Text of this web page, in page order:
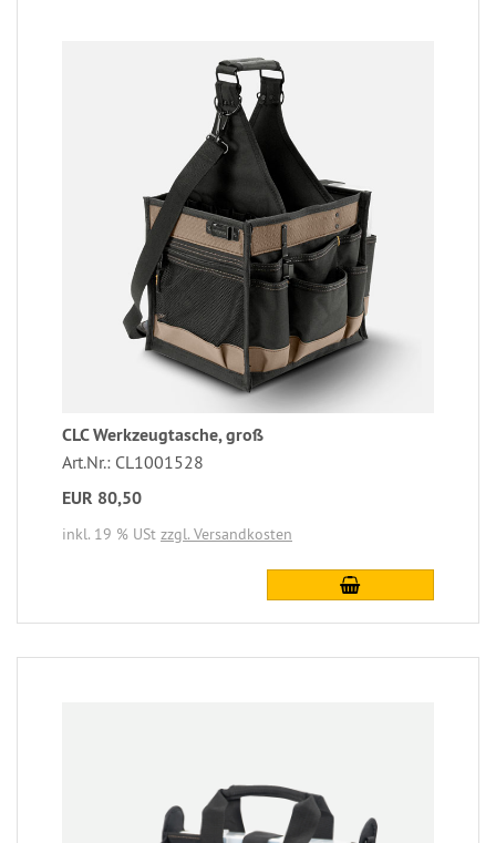
CLC Werkzeugtasche, groß
Art.Nr.: CL1001528
EUR 80,50
inkl. 19 % USt zzgl. Versandkosten